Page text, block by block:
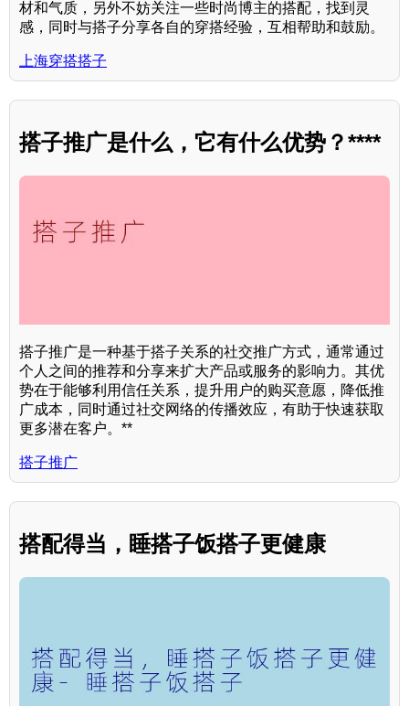
材和气质，另外不妨关注一些时尚博主的搭配，找到灵
感，同时与搭子分享各自的穿搭经验，互相帮助和鼓励。
上海穿搭搭子
搭子推广是什么，它有什么优势？****
搭子推广是一种基于搭子关系的社交推广方式，通常通过
个人之间的推荐和分享来扩大产品或服务的影响力。其优
势在于能够利用信任关系，提升用户的购买意愿，降低推
广成本，同时通过社交网络的传播效应，有助于快速获取
更多潜在客户。**
搭子推广
搭配得当，睡搭子饭搭子更健康